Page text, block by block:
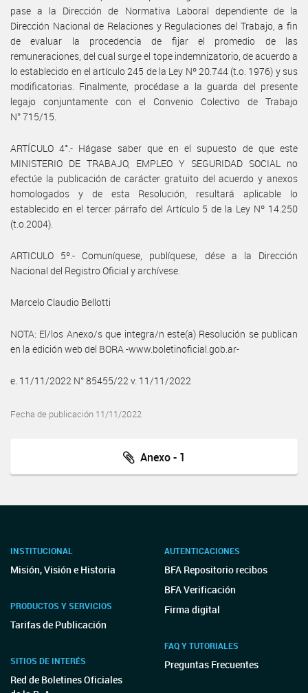
pase a la Dirección de Normativa Laboral dependiente de la
Dirección Nacional de Relaciones y Regulaciones del Trabajo, a fin
de evaluar la procedencia de fijar el promedio de las
remuneraciones, del cual surge el tope indemnizatorio, de acuerdo a
lo establecido en el artículo 245 de la Ley Nº 20.744 (t.o. 1976) y sus
modificatorias. Finalmente, procédase a la guarda del presente
legajo conjuntamente con el Convenio Colectivo de Trabajo
N° 715/15.
ARTÍCULO 4°.- Hágase saber que en el supuesto de que este
MINISTERIO DE TRABAJO, EMPLEO Y SEGURIDAD SOCIAL no
efectúe la publicación de carácter gratuito del acuerdo y anexos
homologados y de esta Resolución, resultará aplicable lo
establecido en el tercer párrafo del Artículo 5 de la Ley Nº 14.250
(t.o.2004).
ARTICULO 5º.- Comuníquese, publíquese, dése a la Dirección
Nacional del Registro Oficial y archívese.
Marcelo Claudio Bellotti
NOTA: El/los Anexo/s que integra/n este(a) Resolución se publican
en la edición web del BORA -www.boletinoficial.gob.ar-
e. 11/11/2022 N° 85455/22 v. 11/11/2022
Fecha de publicación 11/11/2022
Anexo - 1
INSTITUCIONAL
Misión, Visión e Historia
PRODUCTOS Y SERVICIOS
Tarifas de Publicación
SITIOS DE INTERÉS
Red de Boletines Oficiales
AUTENTICACIONES
BFA Repositorio recibos
BFA Verificación
Firma digital
FAQ Y TUTORIALES
Preguntas Frecuentes